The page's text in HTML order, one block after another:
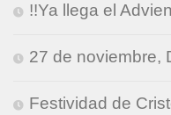
!!Ya llega el
27 de noviembre,
Festividad de